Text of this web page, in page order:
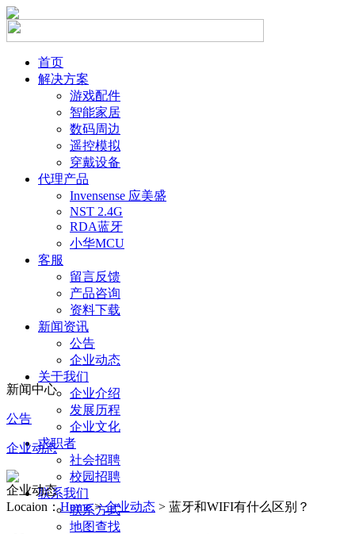
首页
解决方案
游戏配件
智能家居
数码周边
遥控模拟
穿戴设备
代理产品
Invensense 应美盛
NST 2.4G
RDA蓝牙
小华MCU
客服
留言反馈
产品咨询
资料下载
新闻资讯
公告
企业动态
关于我们
企业介绍
发展历程
企业文化
求职者
社会招聘
校园招聘
联系我们
联系方式
地图查找
新闻中心
公告
企业动态
企业动态
Locaion：Home>企业动态 > 蓝牙和WIFI有什么区别？